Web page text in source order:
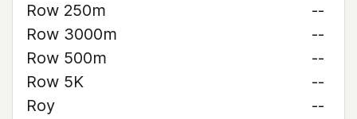
Row 250m
--
Row 3000m
--
Row 500m
--
Row 5K
--
Roy
--